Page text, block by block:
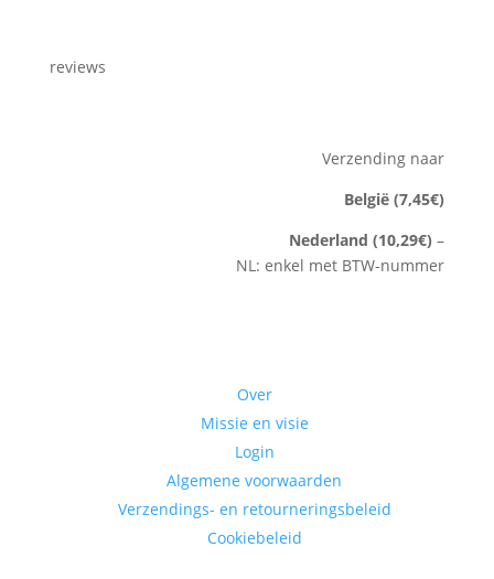
reviews
Verzending naar
België (7,45€)
Nederland (10,29€) –
NL: enkel met BTW-nummer
Over
Missie en visie
Login
Algemene voorwaarden
Verzendings- en retourneringsbeleid
Cookiebeleid